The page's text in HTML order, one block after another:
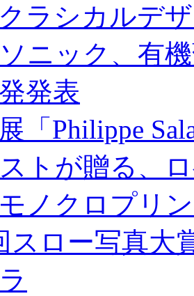
ラシカルデ
ニック、有
発表
「Philippe
トが贈る、
ノクロプリ
スロー写真